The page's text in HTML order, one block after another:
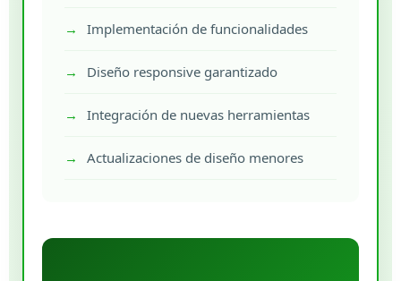
Implementación de funcionalidades
Diseño responsive garantizado
Integración de nuevas herramientas
Actualizaciones de diseño menores